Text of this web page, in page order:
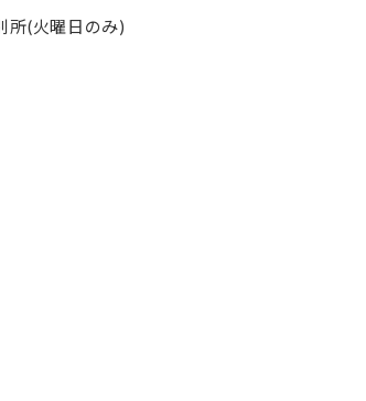
所(火曜日のみ)